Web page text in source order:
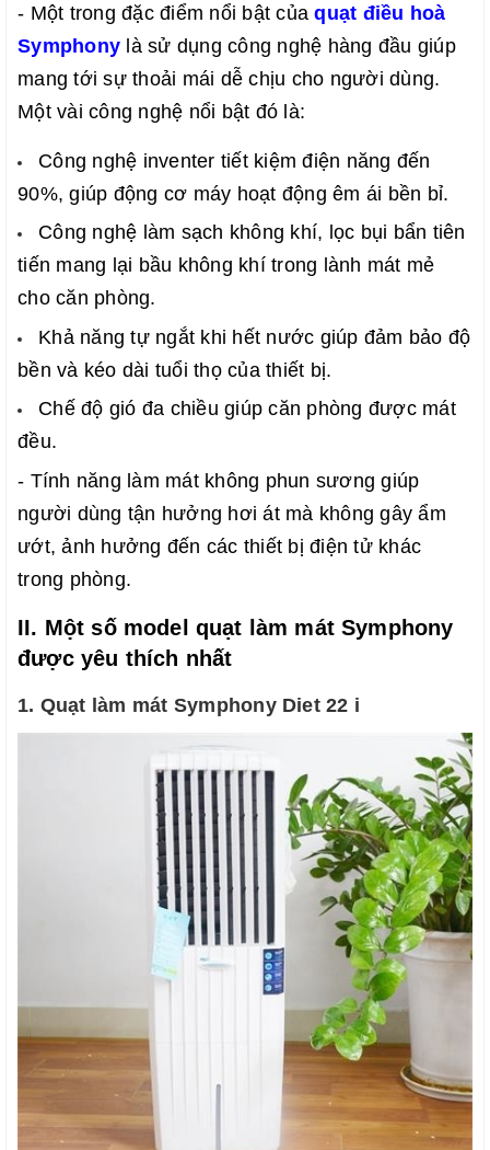
- Một trong đặc điểm nổi bật của quạt điều hoà
Symphony là sử dụng công nghệ hàng đầu giúp
mang tới sự thoải mái dễ chịu cho người dùng.
Một vài công nghệ nổi bật đó là:
Công nghệ inventer tiết kiệm điện năng đến
90%, giúp động cơ máy hoạt động êm ái bền bỉ.
Công nghệ làm sạch không khí, lọc bụi bẩn tiên
tiến mang lại bầu không khí trong lành mát mẻ
cho căn phòng.
Khả năng tự ngắt khi hết nước giúp đảm bảo độ
bền và kéo dài tuổi thọ của thiết bị.
Chế độ gió đa chiều giúp căn phòng được mát
đều.
- Tính năng làm mát không phun sương giúp
người dùng tận hưởng hơi át mà không gây ẩm
ướt, ảnh hưởng đến các thiết bị điện tử khác
trong phòng.
II. Một số model quạt làm mát Symphony
được yêu thích nhất
1. Quạt làm mát Symphony Diet 22 i